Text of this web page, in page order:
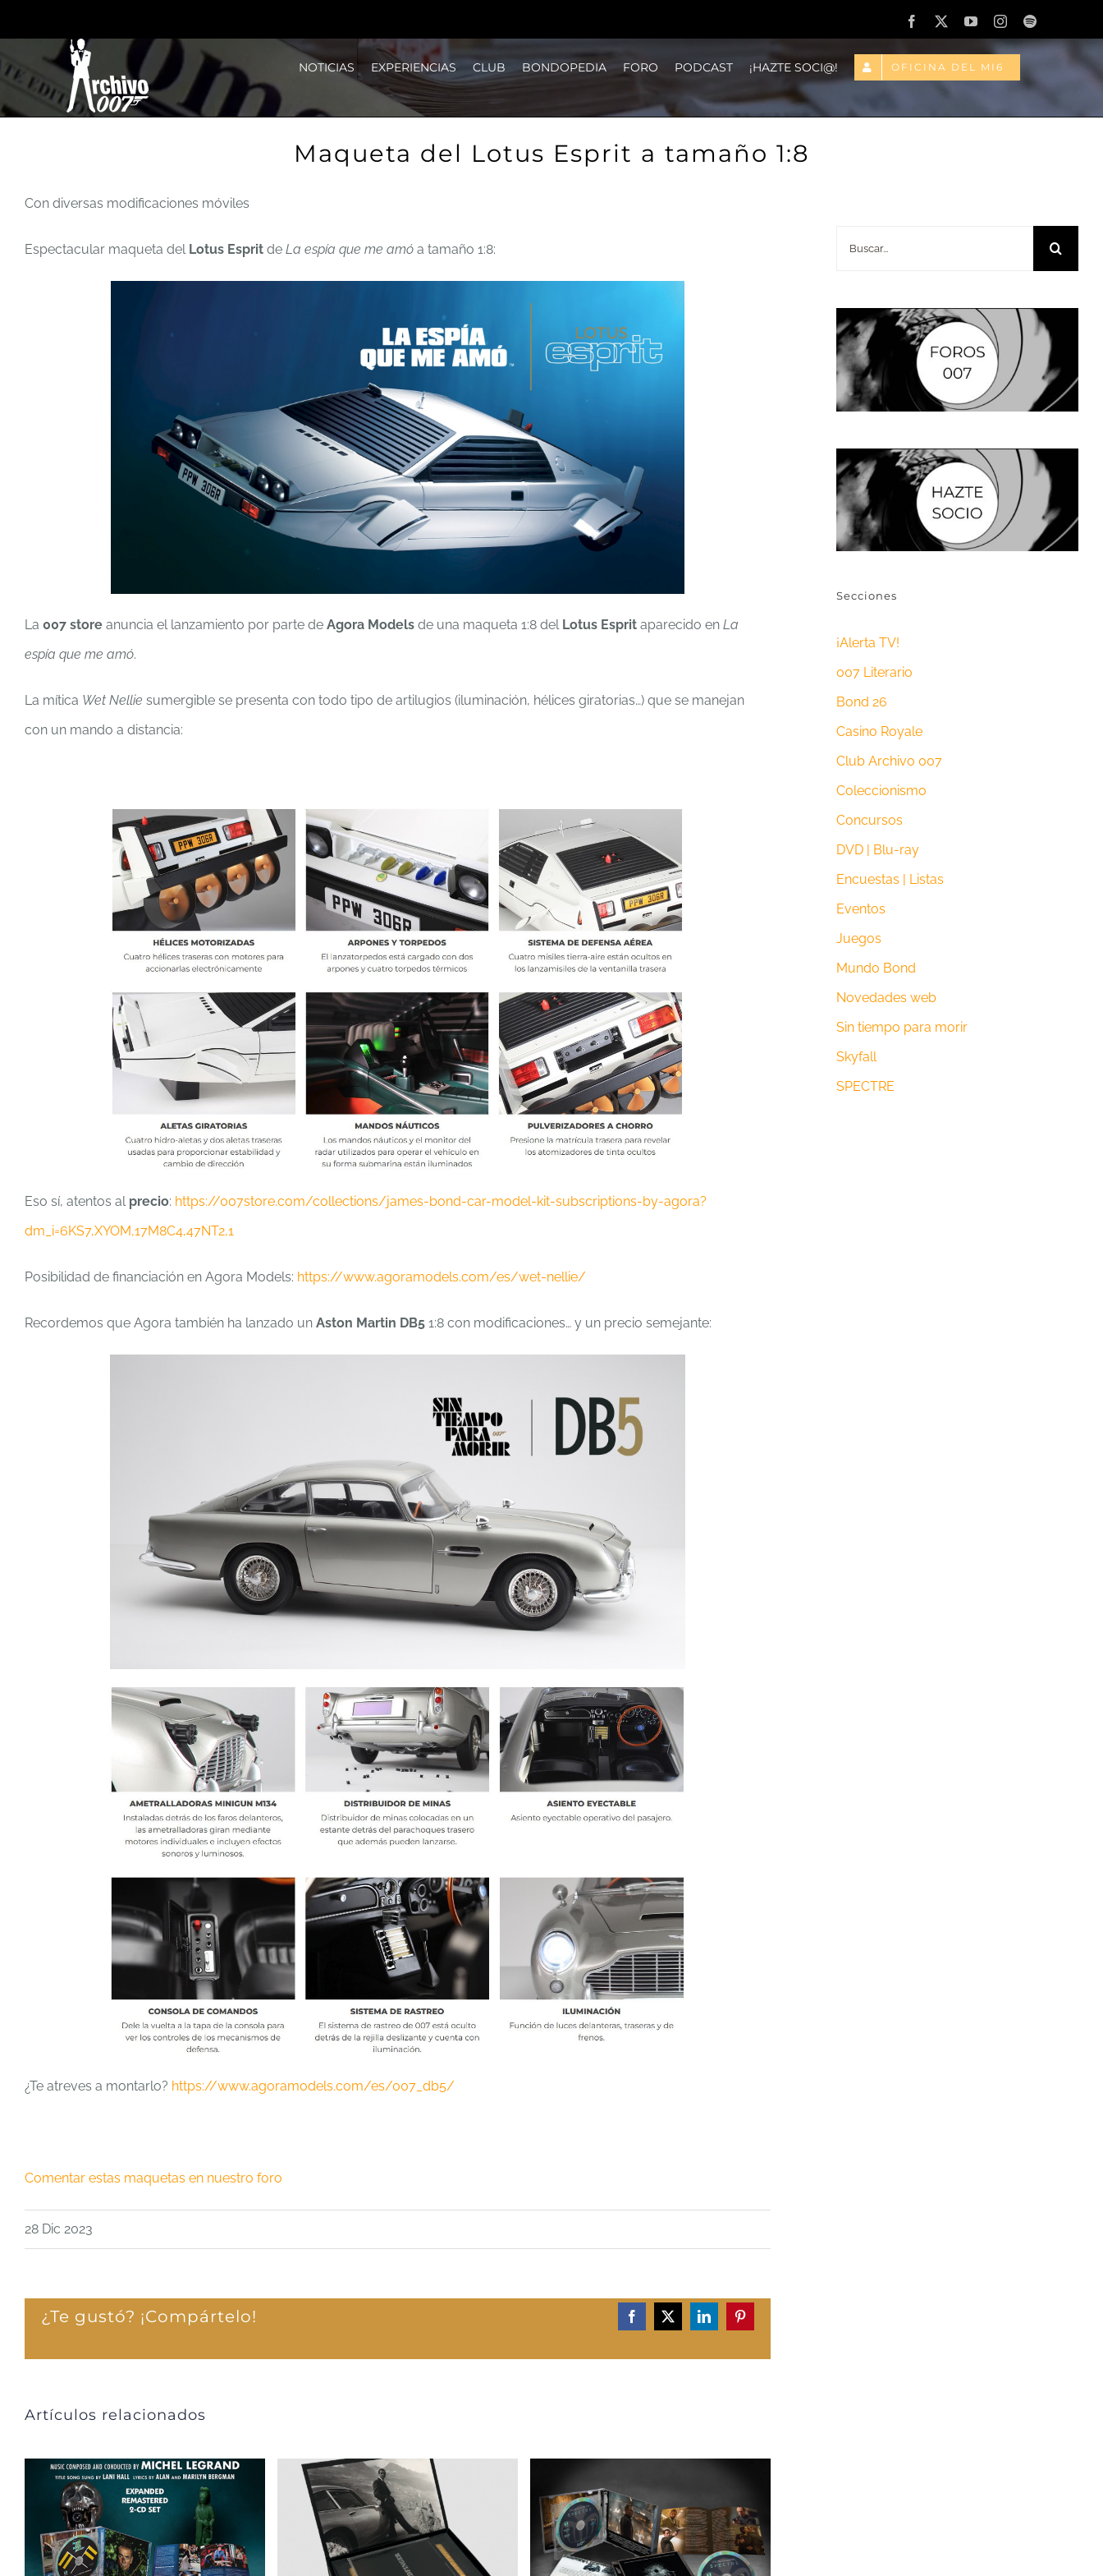
al
contenido
Facebook
X YouTubeInstagramSpotify
NOTICIAS EXPERIENCIAS CLUB BONDOPEDIA FORO PODCAST ¡HAZTE SOCI@! OFICINA DEL MI6
Maqueta del Lotus Esprit a tamaño 1:8
Con diversas modificaciones móviles
Espectacular maqueta del Lotus Esprit de La espía que me amó a tamaño 1:8:
La 007 store anuncia el lanzamiento por parte de Agora Models de una maqueta 1:8 del Lotus Esprit aparecido en La
espía que me amó.
La mítica Wet Nellie sumergible se presenta con todo tipo de artilugios (iluminación, hélices giratorias…) que se manejan
con un mando a distancia:
Eso sí, atentos al precio: https://007store.com/collections/james-bond-car-model-kit-subscriptions-by-agora?
dm_i=6KS7,XYOM,17M8C4,47NT2,1
Posibilidad de financiación en Agora Models: https://www.agoramodels.com/es/wet-nellie/
Recordemos que Agora también ha lanzado un Aston Martin DB5 1:8 con modificaciones… y un precio semejante:
¿Te atreves a montarlo? https://www.agoramodels.com/es/007_db5/
Comentar estas maquetas en nuestro foro
28 Dic 2023
¿Te gustó? ¡Compártelo! Facebook
X LinkedInPinterest
Artículos relacionados
Secciones
¡Alerta TV!
007 Literario
Bond 26
Casino Royale
Club Archivo 007
Coleccionismo
Concursos
DVD | Blu-ray
Encuestas | Listas
Eventos
Juegos
Mundo Bond
Novedades web
Sin tiempo para morir
Skyfall
SPECTRE